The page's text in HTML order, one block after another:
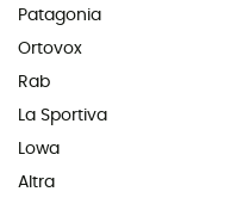
Patagonia
Ortovox
Rab
La Sportiva
Lowa
Altra